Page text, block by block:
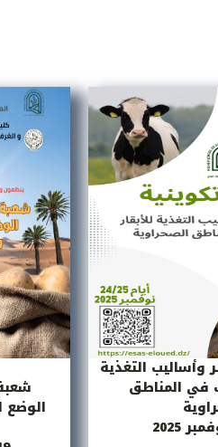
الوضع
وأساليب التغذية
في المناطق